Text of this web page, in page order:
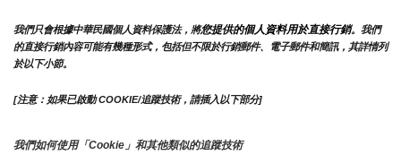
我們只會根據中華民國個人資料保護法，將您提供的個人資料用於直接行銷。我們
的直接行銷內容可能有幾種形式，包括但不限於行銷郵件、電子郵件和簡訊，其詳情列
於以下小節。
[注意：如果已啟動 COOKIE/追蹤技術，請插入以下部分]
我們如何使用「Cookie」和其他類似的追蹤技術